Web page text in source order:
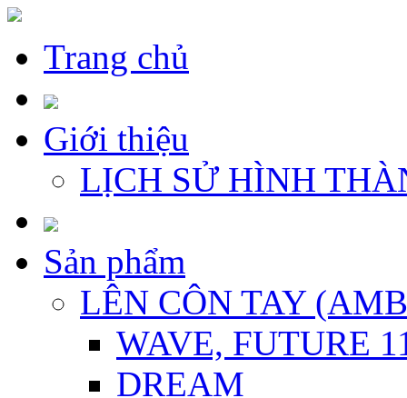
Trang chủ
Giới thiệu
LỊCH SỬ HÌNH
Sản phẩm
LÊN CÔN TAY
WAVE, FUTURE
DREAM